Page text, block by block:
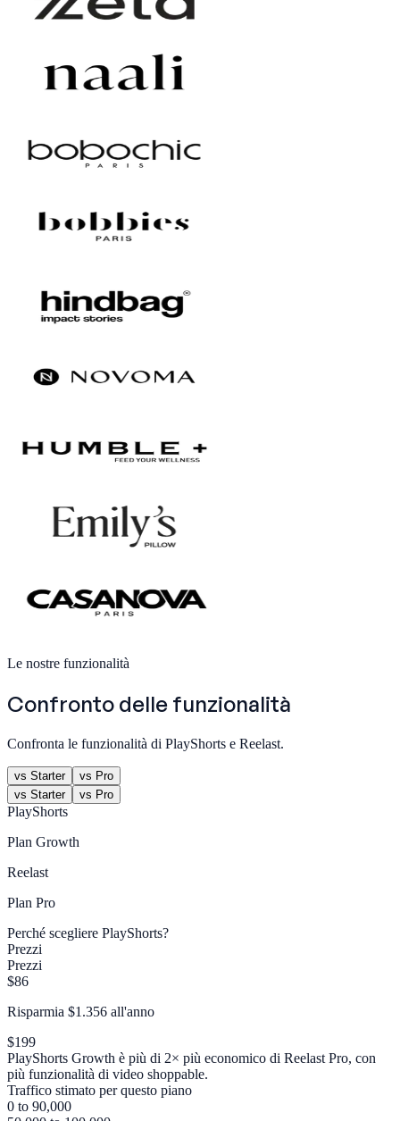
Le nostre funzionalità
Confronto delle funzionalità
Confronta le funzionalità di PlayShorts e Reelast.
vs Starter
vs Pro
vs Starter
vs Pro
PlayShorts
Plan Growth
Reelast
Plan Pro
Perché scegliere PlayShorts?
Prezzi
Prezzi
$86
Risparmia $1.356 all'anno
$199
PlayShorts Growth è più di 2× più economico di Reelast Pro, con
più funzionalità di video shoppable.
Traffico stimato per questo piano
0 to 90,000